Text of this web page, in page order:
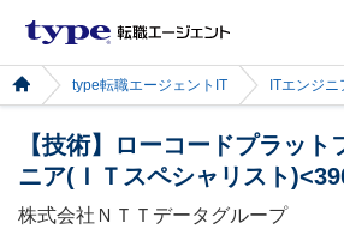
type転職エージェントIT ITエンジ
【技術】ローコードプラット
ニア(ＩＴスペシャリスト
株式会社ＮＴＴデータグループ